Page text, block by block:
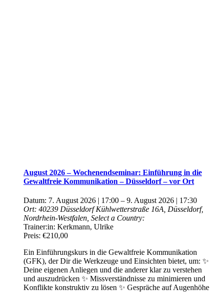
August 2026 – Wochenendseminar: Einführung in die
Gewaltfreie Kommunikation – Düsseldorf – vor Ort
Datum: 7. August 2026 | 17:00 – 9. August 2026 | 17:30
Ort: 40239 DüsseldorfKühlwetterstraße 16A, Düsseldorf,
Nordrhein-Westfalen, Select a Country:
Trainer:in: Kerkmann, Ulrike
Preis: €210,00
Ein Einführungskurs in die Gewaltfreie Kommunikation
(GFK), der Dir die Werkzeuge und Einsichten bietet, um: ✨
Deine eigenen Anliegen und die anderer klar zu verstehen
und auszudrücken ✨ Missverständnisse zu minimieren und
Konflikte konstruktiv zu lösen ✨ Gespräche auf Augenhöhe